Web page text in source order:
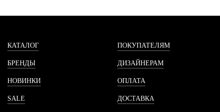
КАТАЛОГ
БРЕНДЫ
НОВИНКИ
SALE
ПОКУПАТЕЛЯМ
ДИЗАЙНЕРАМ
ОПЛАТА
ДОСТАВКА